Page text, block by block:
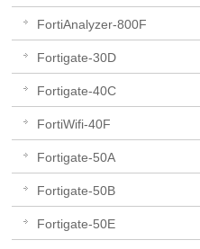
FortiAnalyzer-800F
Fortigate-30D
Fortigate-40C
FortiWifi-40F
Fortigate-50A
Fortigate-50B
Fortigate-50E